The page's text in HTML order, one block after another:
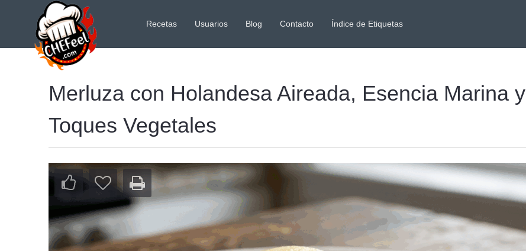
Recetas Usuarios Blog Contacto Índice de Etiquetas
Merluza con Holandesa Aireada, Esencia Marina y
Toques Vegetales